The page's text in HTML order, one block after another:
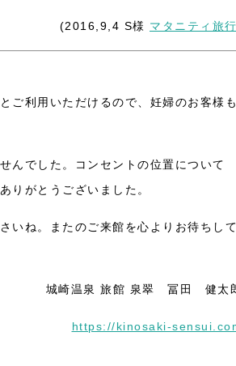
(2016,9,4 S様 マタニティ旅行
ご利用いただけるので、妊婦のお客様も
んでした。コンセントの位置について
りがとうございました。
いね。またのご来館を心よりお待ちして
城崎温泉 旅館 泉翠 冨田 健太
https://kinosaki-